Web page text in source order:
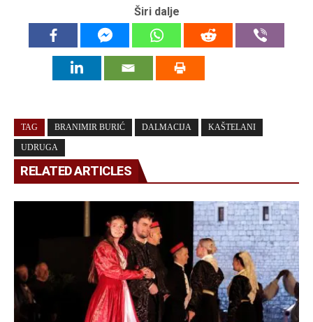
Širi dalje
TAG BRANIMIR BURIĆ DALMACIJA KAŠTELANI
UDRUGA
RELATED ARTICLES